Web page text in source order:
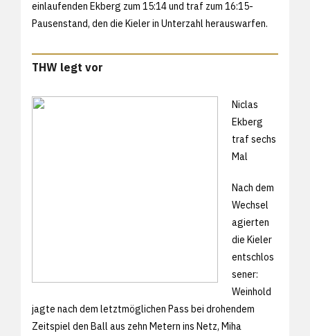
einlaufenden Ekberg zum 15:14 und traf zum 16:15-
Pausenstand, den die Kieler in Unterzahl herauswarfen.
THW legt vor
Niclas
Ekberg
traf sechs
Mal
Nach dem
Wechsel
agierten
die Kieler
entschlos
sener:
Weinhold
jagte nach dem letztmöglichen Pass bei drohendem
Zeitspiel den Ball aus zehn Metern ins Netz, Miha